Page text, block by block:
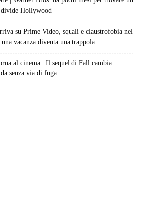
divide Hollywood
su Prime Video, squali e claustrofobia nel
vacanza diventa una trappola
al cinema | Il sequel di Fall cambia
senza via di fuga